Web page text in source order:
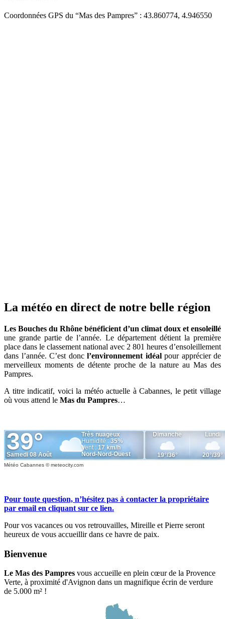
Coordonnées GPS du “Mas des Pampres” : 43.860774, 4.946550
La météo en direct de notre belle région
Les Bouches du Rhône bénéficient d’un climat doux et ensoleillé
une grande partie de l’année. Le département détient la première
place dans le classement national avec 2 801 heures d’ensoleillement
dans l’année. C’est donc l’environnement idéalpour apprécier de
merveilleux moments de détente proche de la nature au Mas des
Pampres.
A titre indicatif, voici la météo actuelle à Cabannes, le petit village
où vous attend le Mas du Pampres…
Météo Cabannes © meteocity.com
Pour toute question, n’hésitez pas à contacter la propriétaire
par email en cliquant sur ce lien.
Pour vos vacances ou vos retrouvailles, Mireille et Pierre seront
heureux de vous accueillir dans ce havre de paix.
Bienvenue
Le Mas des Pampres vous accueille en plein cœur de la Provence
Verte, à proximité d'Avignon dans un magnifique écrin de verdure
de 5.000 m² !